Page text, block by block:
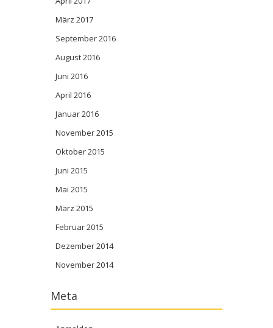
März 2017
September 2016
August 2016
Juni 2016
April 2016
Januar 2016
November 2015
Oktober 2015
Juni 2015
Mai 2015
März 2015
Februar 2015
Dezember 2014
November 2014
Meta